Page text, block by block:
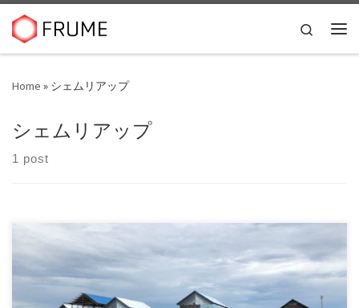
Skip to content
Search
Home » シェムリアップ
シェムリアップ
1 post